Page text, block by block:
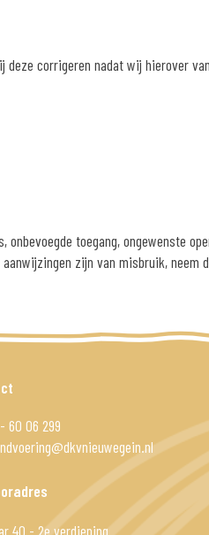
corrigeren nadat wij hierover
toegang, ongewenste
zijn van misbruik, neem
60 06 299
40 - 2e verdieping